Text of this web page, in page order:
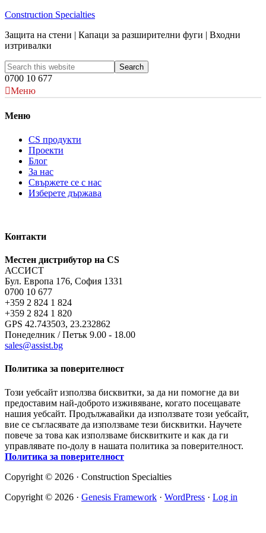
Construction Specialties
Защита на стени | Капаци за разширителни фуги | Входни
изтривалки
0700 10 677
Меню
Меню
CS продукти
Проекти
Блог
За нас
Свържете се с нас
Изберете държава
Контакти
Местен дистрибутор на CS
АССИСТ
Бул. Европа 176, София 1331
0700 10 677
+359 2 824 1 824
+359 2 824 1 820
GPS 42.743503, 23.232862
Понеделник / Петък 9.00 - 18.00
sales@assist.bg
Политика за поверителност
Този уебсайт използва бисквитки, за да ни помогне да ви
предоставим най-доброто изживяване, когато посещавате
нашия уебсайт. Продължавайки да използвате този уебсайт,
вие се съгласявате да използваме тези бисквитки. Научете
повече за това как използваме бисквитките и как да ги
управлявате по-долу в нашата политика за поверителност.
Политика за поверителност
Copyright © 2026 · Construction Specialties
Copyright © 2026 · Genesis Framework · WordPress · Log in